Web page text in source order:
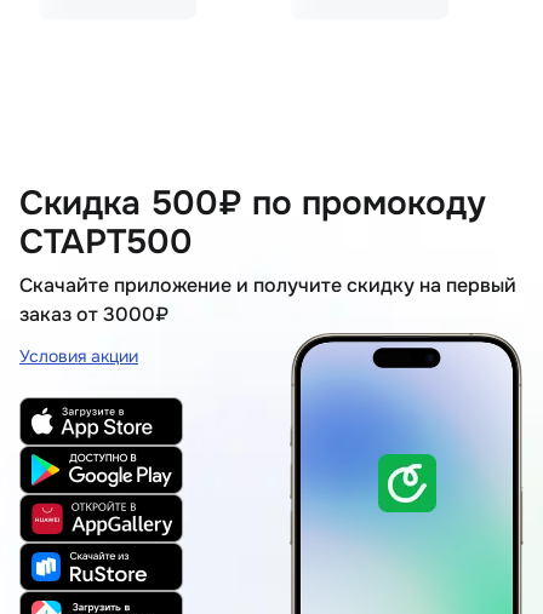
Скидка 500₽ по промокоду
СТАРТ500
Скачайте приложение и получите скидку на первый
заказ от 3000₽
Условия акции